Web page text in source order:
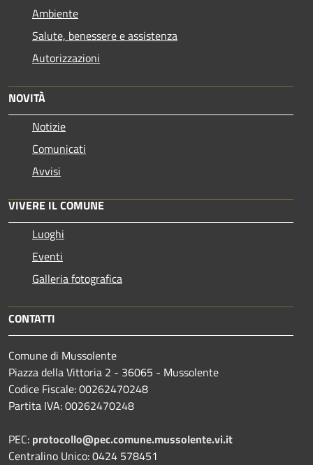
Ambiente
Salute, benessere e assistenza
Autorizzazioni
NOVITÀ
Notizie
Comunicati
Avvisi
VIVERE IL COMUNE
Luoghi
Eventi
Galleria fotografica
CONTATTI
Comune di Mussolente
Piazza della Vittoria 2 - 36065 - Mussolente
Codice Fiscale: 00262470248
Partita IVA: 00262470248
PEC: protocollo@pec.comune.mussolente.vi.it
Centralino Unico: 0424 578451